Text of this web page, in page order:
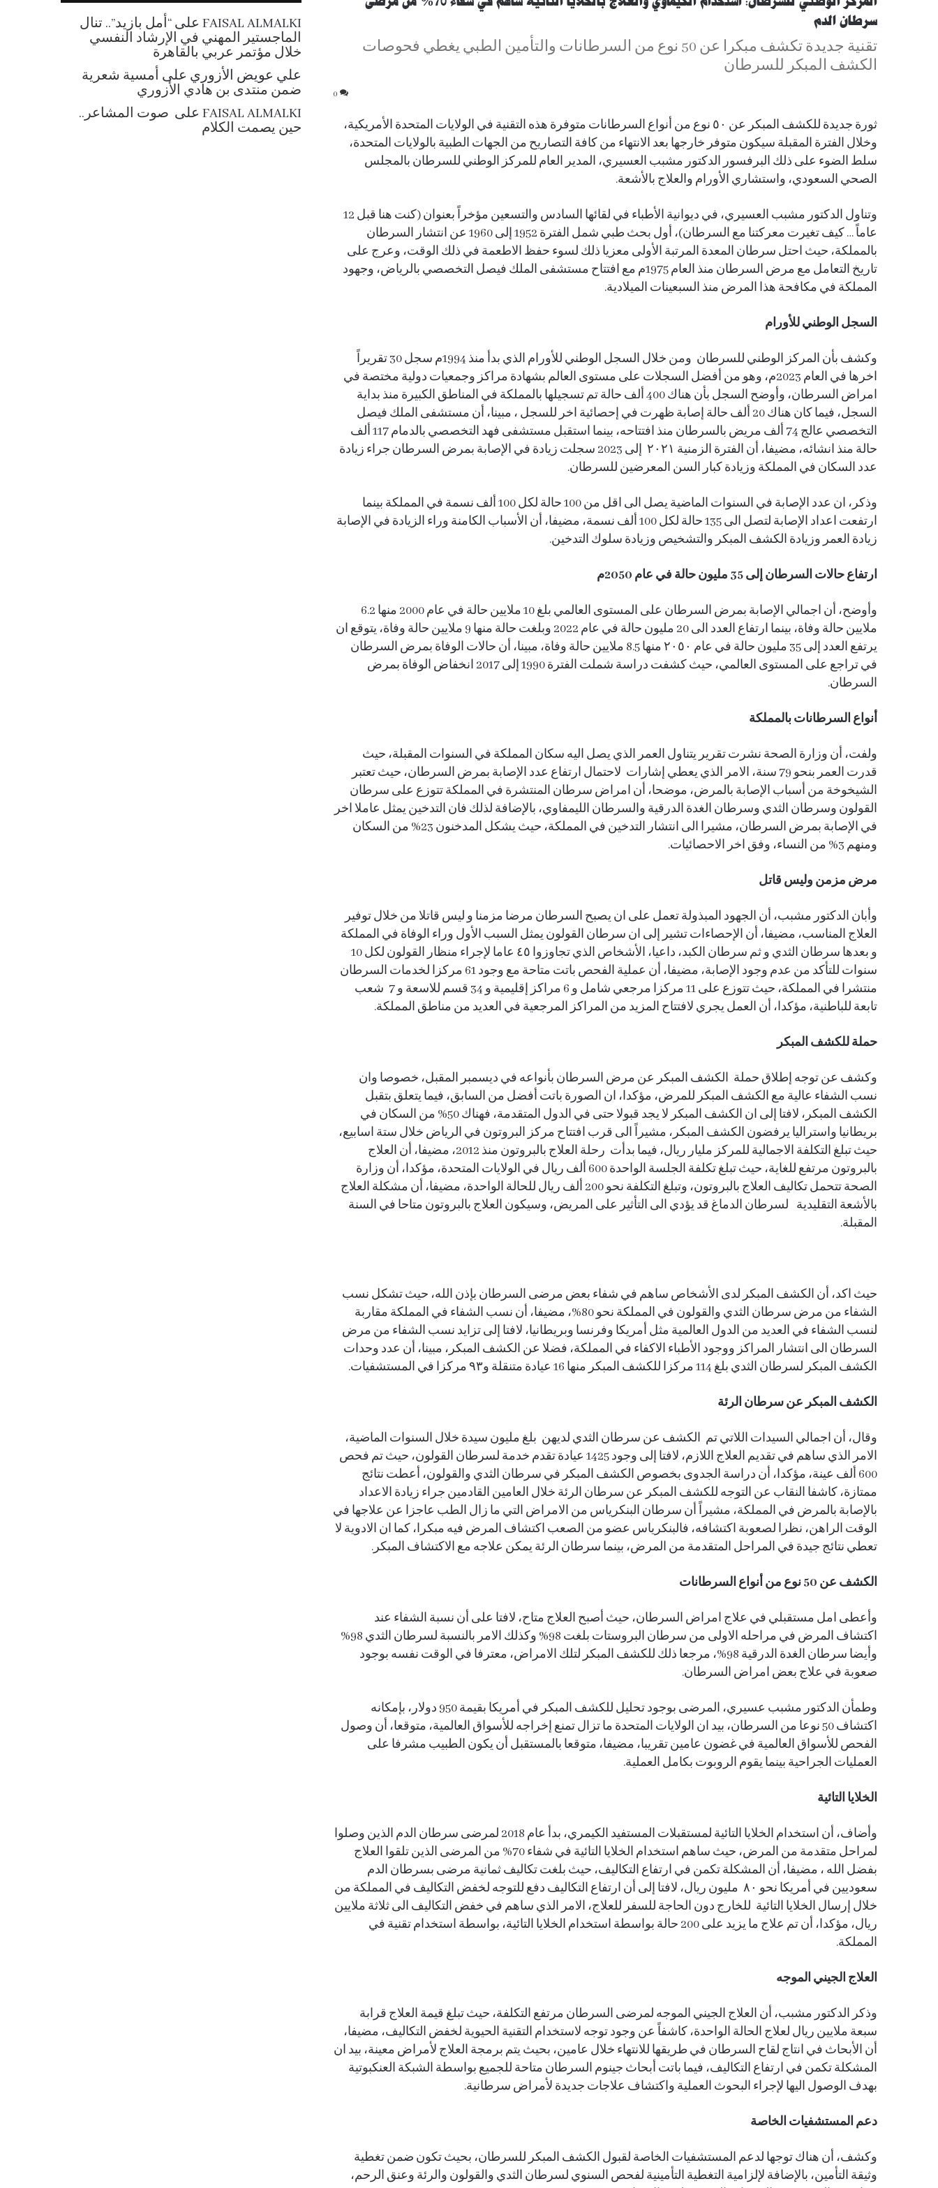
سرطان الدم
تقنية جديدة تكشف مبكرا عن 50 نوع من السرطانات والتأمين الطبي يغطي فحوصات
الكشف المبكر للسرطان
0
ثورة جديدة للكشف المبكر عن ٥٠ نوع من أنواع السرطانات متوفرة هذه التقنية في الولايات المتحدة الأمريكية،
وخلال الفترة المقبلة سيكون متوفر خارجها بعد الانتهاء من كافة التصاريح من الجهات الطبية بالولايات المتحدة،
سلط الضوء على ذلك البرفسور الدكتور مشبب العسيري، المدير العام للمركز الوطني للسرطان بالمجلس
الصحي السعودي، واستشاري الأورام والعلاج بالأشعة.
وتناول الدكتور مشبب العسيري، في ديوانية الأطباء في لقائها السادس والتسعين مؤخراً بعنوان (كنت هنا قبل 12
عاماً … كيف تغيرت معركتنا مع السرطان)، أول بحث طبي شمل الفترة 1952 إلى 1960 عن انتشار السرطان
بالمملكة، حيث احتل سرطان المعدة المرتبة الأولى معزيا ذلك لسوء حفظ الاطعمة في ذلك الوقت، وعرج على
تاريخ التعامل مع مرض السرطان منذ العام 1975م مع افتتاح مستشفى الملك فيصل التخصصي بالرياض، وجهود
المملكة في مكافحة هذا المرض منذ السبعينات الميلادية.
السجل الوطني للأورام
وكشف بأن المركز الوطني للسرطان ومن خلال السجل الوطني للأورام الذي بدأ منذ 1994م سجل 30 تقريراً
اخرها في العام 2023م، وهو من أفضل السجلات على مستوى العالم بشهادة مراكز وجمعيات دولية مختصة في
امراض السرطان، وأوضح السجل بأن هناك 400 ألف حالة تم تسجيلها بالمملكة في المناطق الكبيرة منذ بداية
السجل، فيما كان هناك 20 ألف حالة إصابة ظهرت في إحصائية اخر للسجل ، مبينا، أن مستشفى الملك فيصل
التخصصي عالج 74 ألف مريض بالسرطان منذ افتتاحه، بينما استقبل مستشفى فهد التخصصي بالدمام 117 ألف
حالة منذ انشائه، مضيفا، أن الفترة الزمنية ٢٠٢١ إلى 2023 سجلت زيادة في الإصابة بمرض السرطان جراء زيادة
عدد السكان في المملكة وزيادة كبار السن المعرضين للسرطان.
وذكر، ان عدد الإصابة في السنوات الماضية يصل الى اقل من 100 حالة لكل 100 ألف نسمة في المملكة بينما
ارتفعت اعداد الإصابة لتصل الى 135 حالة لكل 100 ألف نسمة، مضيفا، أن الأسباب الكامنة وراء الزيادة في الإصابة
زيادة العمر وزيادة الكشف المبكر والتشخيص وزيادة سلوك التدخين.
ارتفاع حالات السرطان إلى 35 مليون حالة في عام 2050م
وأوضح، أن اجمالي الإصابة بمرض السرطان على المستوى العالمي بلغ 10 ملايين حالة في عام 2000 منها 6.2
ملايين حالة وفاة، بينما ارتفاع العدد الى 20 مليون حالة في عام 2022 وبلغت حالة منها 9 ملايين حالة وفاة، يتوقع ان
يرتفع العدد إلى 35 مليون حالة في عام ٢٠٥٠ منها 8.5 ملايين حالة وفاة، مبينا، أن حالات الوفاة بمرض السرطان
في تراجع على المستوى العالمي، حيث كشفت دراسة شملت الفترة 1990 إلى 2017 انخفاض الوفاة بمرض
السرطان.
أنواع السرطانات بالمملكة
ولفت، أن وزارة الصحة نشرت تقرير يتناول العمر الذي يصل اليه سكان المملكة في السنوات المقبلة، حيث
قدرت العمر بنحو 79 سنة، الامر الذي يعطي إشارات لاحتمال ارتفاع عدد الإصابة بمرض السرطان، حيث تعتبر
الشيخوخة من أسباب الإصابة بالمرض، موضحا، أن امراض سرطان المنتشرة في المملكة تتوزع على سرطان
القولون وسرطان الثدي وسرطان الغدة الدرقية والسرطان الليمفاوي، بالإضافة لذلك فان التدخين يمثل عاملا اخر
في الإصابة بمرض السرطان، مشيرا الى انتشار التدخين في المملكة، حيث يشكل المدخنون 23% من السكان
ومنهم 3% من النساء، وفق اخر الاحصائيات.
مرض مزمن وليس قاتل
وأبان الدكتور مشبب، أن الجهود المبذولة تعمل على ان يصبح السرطان مرضا مزمنا و ليس قاتلا من خلال توفير
العلاج المناسب، مضيفا، أن الإحصاءات تشير إلى ان سرطان القولون يمثل السبب الأول وراء الوفاة في المملكة
و بعدها سرطان الثدي و ثم سرطان الكبد، داعيا، الأشخاص الذي تجاوزوا ٤٥ عاما لإجراء منظار القولون لكل 10
سنوات للتأكد من عدم وجود الإصابة، مضيفا، أن عملية الفحص باتت متاحة مع وجود 61 مركزا لخدمات السرطان
منتشرا في المملكة، حيث تتوزع على 11 مركزا مرجعي شامل و 6 مراكز إقليمية و 34 قسم للاسعة و 7 شعب
تابعة للباطنية، مؤكدا، أن العمل يجري لافتتاح المزيد من المراكز المرجعية في العديد من مناطق المملكة.
حملة للكشف المبكر
وكشف عن توجه إطلاق حملة الكشف المبكر عن مرض السرطان بأنواعه في ديسمبر المقبل، خصوصا وان
نسب الشفاء عالية مع الكشف المبكر للمرض، مؤكدا، ان الصورة باتت أفضل من السابق، فيما يتعلق بتقبل
الكشف المبكر، لافتا إلى ان الكشف المبكر لا يجد قبولا حتى في الدول المتقدمة، فهناك 50% من السكان في
بريطانيا واستراليا يرفضون الكشف المبكر، مشيراً الى قرب افتتاح مركز البروتون في الرياض خلال ستة اسابيع،
حيث تبلغ التكلفة الاجمالية للمركز مليار ريال، فيما بدأت رحلة العلاج بالبروتون منذ 2012، مضيفا، أن العلاج
بالبروتون مرتفع للغاية، حيث تبلغ تكلفة الجلسة الواحدة 600 ألف ريال في الولايات المتحدة، مؤكدا، أن وزارة
الصحة تتحمل تكاليف العلاج بالبروتون، وتبلغ التكلفة نحو 200 ألف ريال للحالة الواحدة، مضيفا، أن مشكلة العلاج
بالأشعة التقليدية لسرطان الدماغ قد يؤدي الى التأثير على المريض، وسيكون العلاج بالبروتون متاحا في السنة
المقبلة.
حيث اكد، أن الكشف المبكر لدى الأشخاص ساهم في شفاء بعض مرضى السرطان بإذن الله، حيث تشكل نسب
الشفاء من مرض سرطان الثدي والقولون في المملكة نحو 80%، مضيفا، أن نسب الشفاء في المملكة مقاربة
لنسب الشفاء في العديد من الدول العالمية مثل أمريكا وفرنسا وبريطانيا، لافتا إلى تزايد نسب الشفاء من مرض
السرطان الى انتشار المراكز ووجود الأطباء الاكفاء في المملكة، فضلا عن الكشف المبكر، مبينا، أن عدد وحدات
الكشف المبكر لسرطان الثدي بلغ 114 مركزا للكشف المبكر منها 16 عيادة متنقلة و٩٣ مركزا في المستشفيات.
الكشف المبكر عن سرطان الرئة
وقال، أن اجمالي السيدات اللاتي تم الكشف عن سرطان الثدي لديهن بلغ مليون سيدة خلال السنوات الماضية،
الامر الذي ساهم في تقديم العلاج اللازم، لافتا إلى وجود 1425 عيادة تقدم خدمة لسرطان القولون، حيث تم فحص
600 ألف عينة، مؤكدا، أن دراسة الجدوى بخصوص الكشف المبكر في سرطان الثدي والقولون، أعطت نتائج
ممتازة، كاشفا النقاب عن التوجه للكشف المبكر عن سرطان الرئة خلال العامين القادمين جراء زيادة الاعداد
بالإصابة بالمرض في المملكة، مشيراً أن سرطان البنكرياس من الامراض التي ما زال الطب عاجزا عن علاجها في
الوقت الراهن، نظرا لصعوبة اكتشافه، فالبنكرياس عضو من الصعب اكتشاف المرض فيه مبكرا، كما ان الادوية لا
تعطي نتائج جيدة في المراحل المتقدمة من المرض، بينما سرطان الرئة يمكن علاجه مع الاكتشاف المبكر.
الكشف عن 50 نوع من أنواع السرطانات
وأعطى امل مستقبلي في علاج امراض السرطان، حيث أصبح العلاج متاح، لافتا على أن نسبة الشفاء عند
اكتشاف المرض في مراحله الاولى من سرطان البروستات بلغت 98% وكذلك الامر بالنسبة لسرطان الثدي 98%
وأيضا سرطان الغدة الدرقية 98%، مرجعا ذلك للكشف المبكر لتلك الامراض، معترفا في الوقت نفسه بوجود
صعوبة في علاج بعض امراض السرطان.
وطمأن الدكتور مشبب عسيري، المرضى بوجود تحليل للكشف المبكر في أمريكا بقيمة 950 دولار، بإمكانه
اكتشاف 50 نوعا من السرطان، بيد ان الولايات المتحدة ما تزال تمنع إخراجه للأسواق العالمية، متوقعا، أن وصول
الفحص للأسواق العالمية في غضون عامين تقريبا، مضيفا، متوقعا بالمستقبل أن يكون الطبيب مشرفا على
العمليات الجراحية بينما يقوم الروبوت بكامل العملية.
الخلايا التائية
وأضاف، أن استخدام الخلايا التائية لمستقبلات المستفيد الكيمري، بدأ عام 2018 لمرضى سرطان الدم الذين وصلوا
لمراحل متقدمة من المرض، حيث ساهم استخدام الخلايا التائية في شفاء 70% من المرضى الذين تلقوا العلاج
بفضل الله ، مضيفا، أن المشكلة تكمن في ارتفاع التكاليف، حيث بلغت تكاليف ثمانية مرضى بسرطان الدم
سعوديين في أمريكا نحو ٨٠ مليون ريال، لافتا إلى أن ارتفاع التكاليف دفع للتوجه لخفض التكاليف في المملكة من
خلال إرسال الخلايا التائية للخارج دون الحاجة للسفر للعلاج، الامر الذي ساهم في خفض التكاليف الى ثلاثة ملايين
ريال، مؤكدا، أن تم علاج ما يزيد على 200 حالة بواسطة استخدام الخلايا التائية، بواسطة استخدام تقنية في
المملكة.
العلاج الجيني الموجه
وذكر الدكتور مشبب، أن العلاج الجيني الموجه لمرضى السرطان مرتفع التكلفة، حيث تبلغ قيمة العلاج قرابة
سبعة ملايين ريال لعلاج الحالة الواحدة، كاشفاً عن وجود توجه لاستخدام التقنية الحيوية لخفض التكاليف، مضيفا،
أن الأبحاث في انتاج لقاح السرطان في طريقها للانتهاء خلال عامين، بحيث يتم برمجة العلاج لأمراض معينة، بيد ان
المشكلة تكمن في ارتفاع التكاليف، فيما باتت أبحاث جينوم السرطان متاحة للجميع بواسطة الشبكة العنكبوتية
بهدف الوصول اليها لإجراء البحوث العملية واكتشاف علاجات جديدة لأمراض سرطانية.
دعم المستشفيات الخاصة
وكشف، أن هناك توجها لدعم المستشفيات الخاصة لقبول الكشف المبكر للسرطان، بحيث تكون ضمن تغطية
وثيقة التأمين، بالإضافة لإلزامية التغطية التأمينية لفحص السنوي لسرطان الثدي والقولون والرئة وعنق الرحم،
FAISAL ALMALKI على“أمل بازيد”.. تنال
الماجستير المهني في الإرشاد النفسي
خلال مؤتمر عربي بالقاهرة
علي عويض الأزوري على أمسية شعرية
ضمن منتدى بن هادي الأزوري
FAISAL ALMALKI على صوت المشاعر..
حين يصمت الكلام